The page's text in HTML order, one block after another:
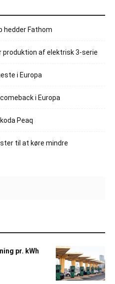
hedder Fathom
produktion af elektrisk 3-serie
i Europa
i Europa
Peaq
til at køre mindre
pr. kWh